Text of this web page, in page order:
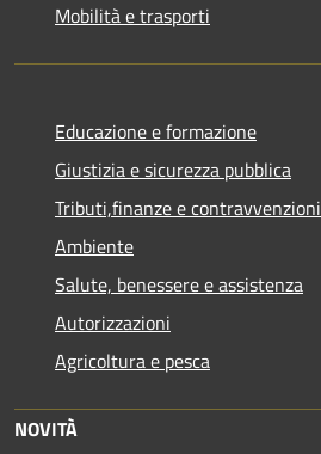
Mobilità e trasporti
Educazione e formazione
Giustizia e sicurezza pubblica
Tributi,finanze e contravvenzioni
Ambiente
Salute, benessere e assistenza
Autorizzazioni
Agricoltura e pesca
NOVITÀ